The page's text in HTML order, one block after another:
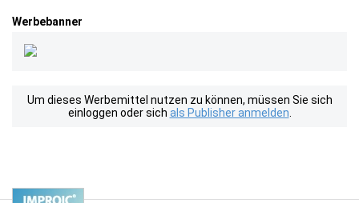
Werbebanner
Um dieses Werbemittel nutzen zu können, müssen Sie sich
einloggen oder sich als Publisher anmelden